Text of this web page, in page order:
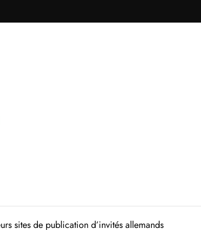
sites de publication d’invités allemands